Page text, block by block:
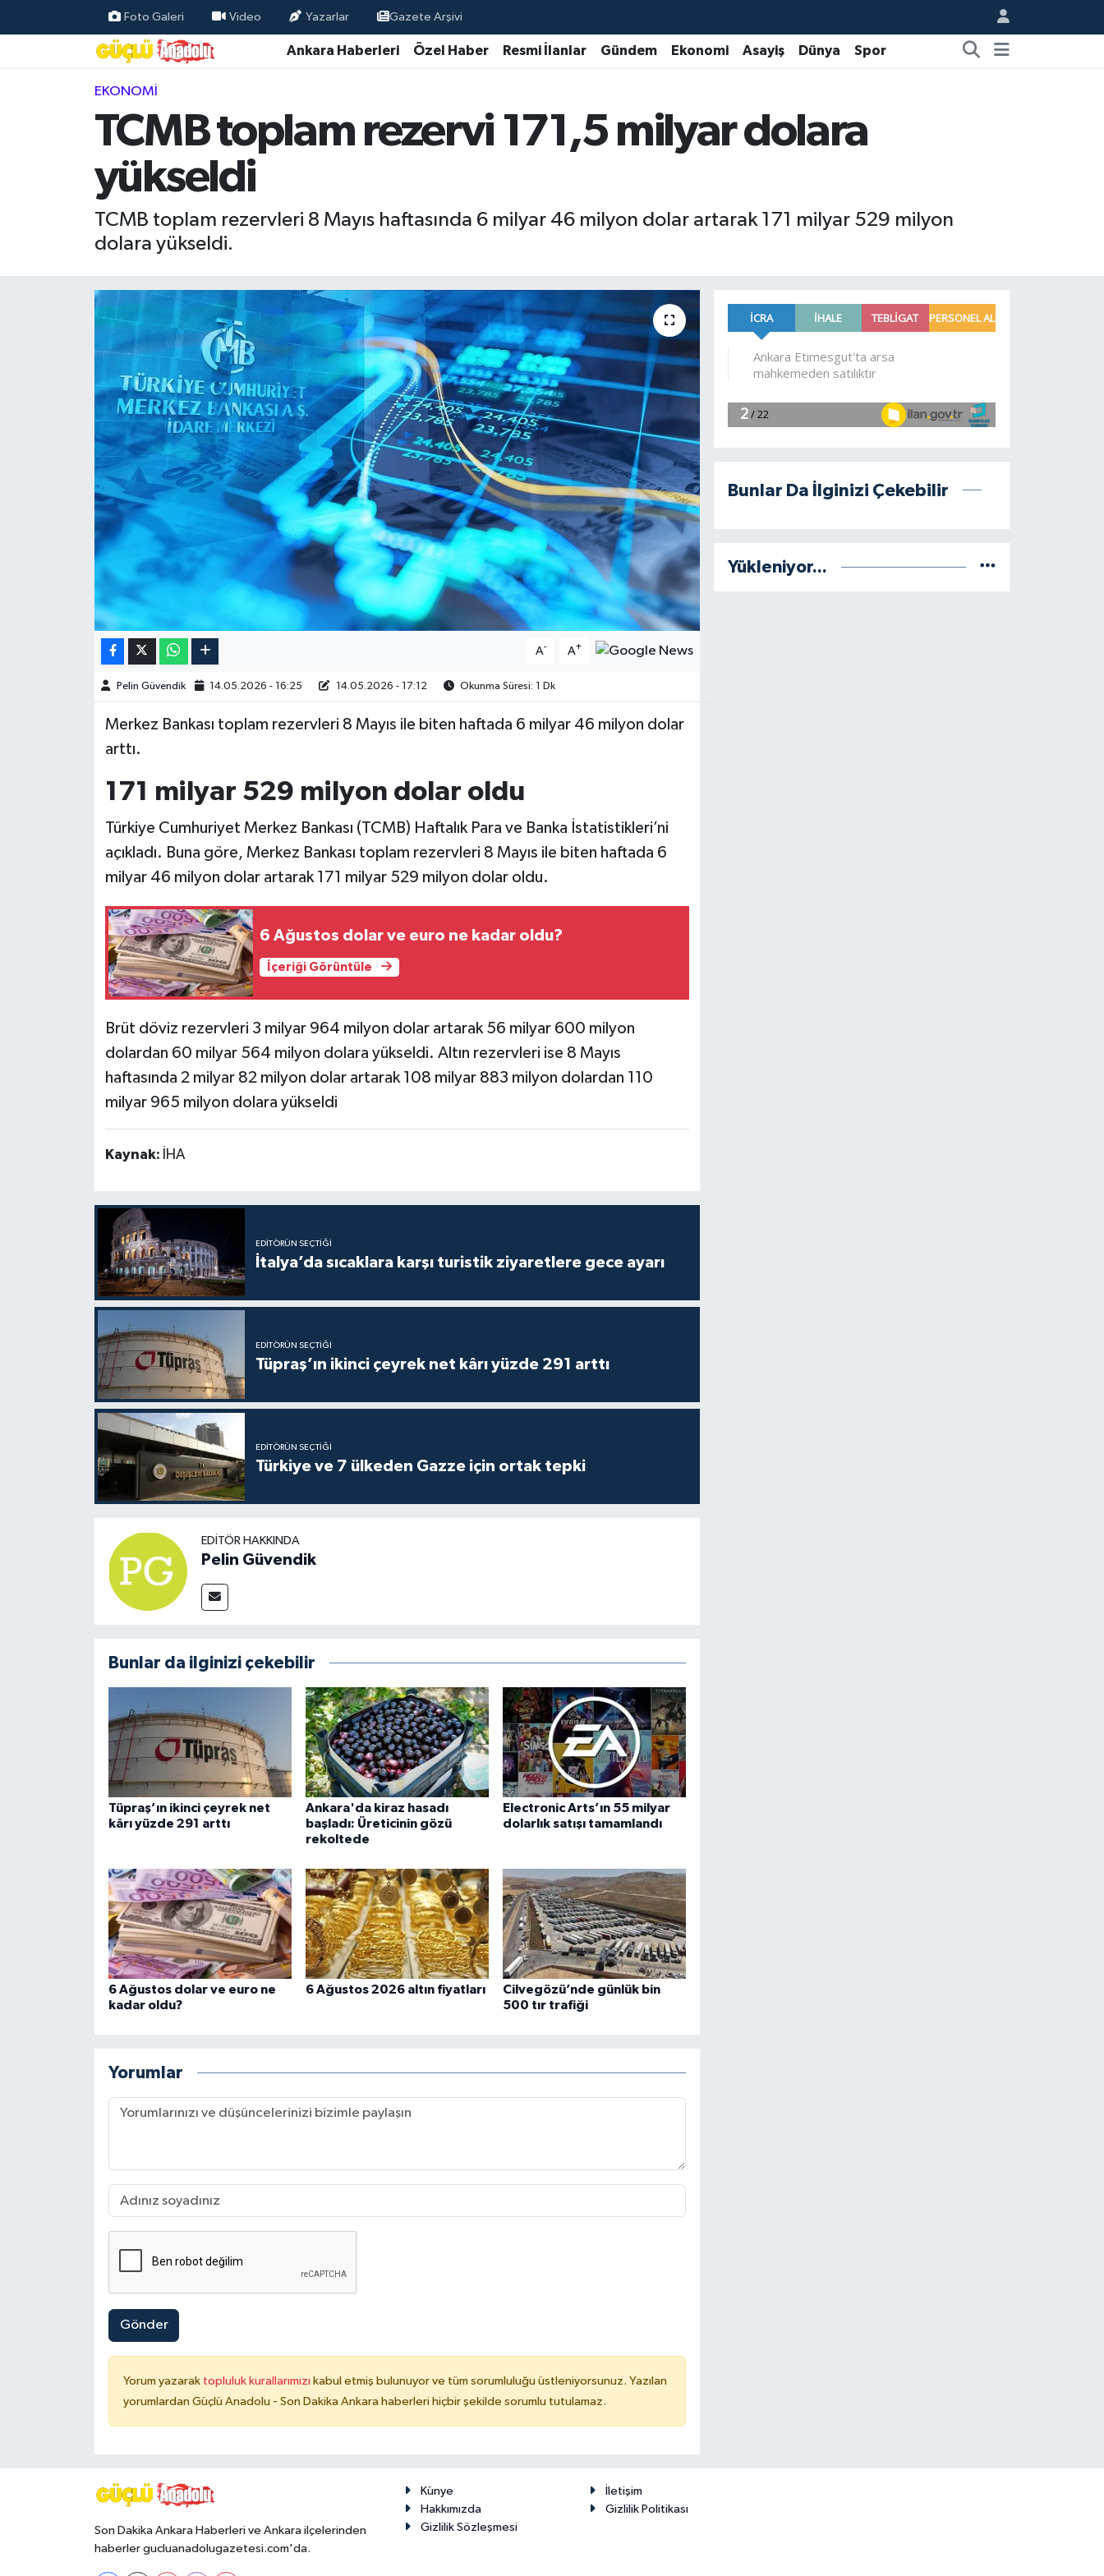
Foto Galeri Video Yazarlar Gazete Arşivi
Ankara Haberleri Özel Haber Resmi İlanlar Gündem Ekonomi Asayiş Dünya Spor
EKONOMI
TCMB toplam rezervi 171,5 milyar dolara
yükseldi
TCMB toplam rezervleri 8 Mayıs haftasında 6 milyar 46 milyon dolar artarak 171 milyar 529 milyon
dolara yükseldi.
A- A+
Pelin Güvendik 14.05.2026 - 16:25 14.05.2026 - 17:12 Okunma Süresi: 1 Dk
Merkez Bankası toplam rezervleri 8 Mayıs ile biten haftada 6 milyar 46 milyon dolar
arttı.
171 milyar 529 milyon dolar oldu
Türkiye Cumhuriyet Merkez Bankası (TCMB) Haftalık Para ve Banka İstatistikleri’ni
açıkladı. Buna göre, Merkez Bankası toplam rezervleri 8 Mayıs ile biten haftada 6
milyar 46 milyon dolar artarak 171 milyar 529 milyon dolar oldu.
6 Ağustos dolar ve euro ne kadar oldu?
İçeriği Görüntüle
Brüt döviz rezervleri 3 milyar 964 milyon dolar artarak 56 milyar 600 milyon
dolardan 60 milyar 564 milyon dolara yükseldi. Altın rezervleri ise 8 Mayıs
haftasında 2 milyar 82 milyon dolar artarak 108 milyar 883 milyon dolardan 110
milyar 965 milyon dolara yükseldi
Kaynak: İHA
EDITÖRÜN SEÇTIĞI
İtalya’da sıcaklara karşı turistik ziyaretlere gece ayarı
EDITÖRÜN SEÇTIĞI
Tüpraş’ın ikinci çeyrek net kârı yüzde 291 arttı
EDITÖRÜN SEÇTIĞI
Türkiye ve 7 ülkeden Gazze için ortak tepki
EDITÖR HAKKINDA
Pelin Güvendik
Bunlar da ilginizi çekebilir
Tüpraş’ın ikinci çeyrek net
kârı yüzde 291 arttı
Ankara'da kiraz hasadı
başladı: Üreticinin gözü
rekoltede
Electronic Arts’ın 55 milyar
dolarlık satışı tamamlandı
6 Ağustos dolar ve euro ne
kadar oldu?
6 Ağustos 2026 altın fiyatları
Cilvegözü’nde günlük bin
500 tır trafiği
Yorumlar
Gönder
Yorum yazarak topluluk kurallarımızı kabul etmiş bulunuyor ve tüm sorumluluğu üstleniyorsunuz. Yazılan
yorumlardan Güçlü Anadolu - Son Dakika Ankara haberleri hiçbir şekilde sorumlu tutulamaz.
Bunlar Da İlginizi Çekebilir
Yükleniyor...
Son Dakika Ankara Haberleri ve Ankara ilçelerinden
haberler gucluanadolugazetesi.com'da.
Künye
İletişim
Hakkımızda
Gizlilik Politikası
Gizlilik Sözleşmesi
Özel Haber
Resmi İlanlar
Ekonomi
Gündem
Magazin
Burç Yorumları
Hava Durumu
Kim kimdir?
Kültür Sanat
Televizyon